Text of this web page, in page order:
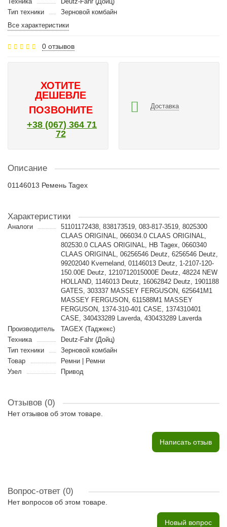
Тип техники
Зерновой комбайн
Все характеристики
0 отзывов
ХОТИТЕ
ДЕШЕВЛЕ
ПОЗВОНИТЕ
+38 (067) 364 71
72
Доставка
Описание
01146013 Ремень Tagex
Характеристики
Аналоги
51101172438, 838173519, 083-817-3519, 8025300
CLAAS ORIGINAL, 066034.0 CLAAS ORIGINAL,
802530.0 CLAAS ORIGINAL, HB Tagex, 0660340
CLAAS ORIGINAL, 06256546 Deutz, 6256546 Deutz,
99202040 Kverneland, 01146013 Deutz, 1-2107-120-
150.00E Deutz, 1210712015000E Deutz, 48224 NEW
HOLLAND, 1146013 Deutz, 16062842 Deutz, 1901188
GATES, 303337 MASSEY FERGUSON, 625641M1
MASSEY FERGUSON, 611588M1 MASSEY
FERGUSON, 1374-310-401 CASE, 1374310401
CASE, 340433289 Laverda, 430433289 Laverda
Производитель
TAGEX (Таджекс)
Техника
Deutz-Fahr (Дойц)
Тип техники
Зерновой комбайн
Товар
Ремни | Ремни
Узел
Привод
Отзывов (0)
Нет отзывов об этом товаре.
Написать отзыв
Вопрос-ответ (0)
Нет вопросов об этом товаре.
Новый вопрос